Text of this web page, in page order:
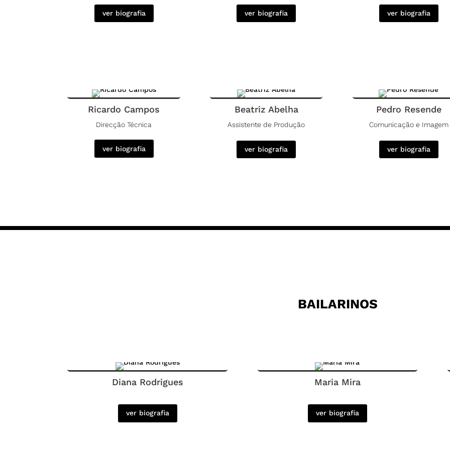
ver biografia ver biografia ver biografia
Ricardo Campos
Direcção Técnica
ver biografia
Beatriz Abelha
Assistente de Produção
ver biografia
Pedro Resende
Comunicação e Imagem
ver biografia
BAILARINOS
Diana Rodrigues
ver biografia
Maria Mira
ver biografia